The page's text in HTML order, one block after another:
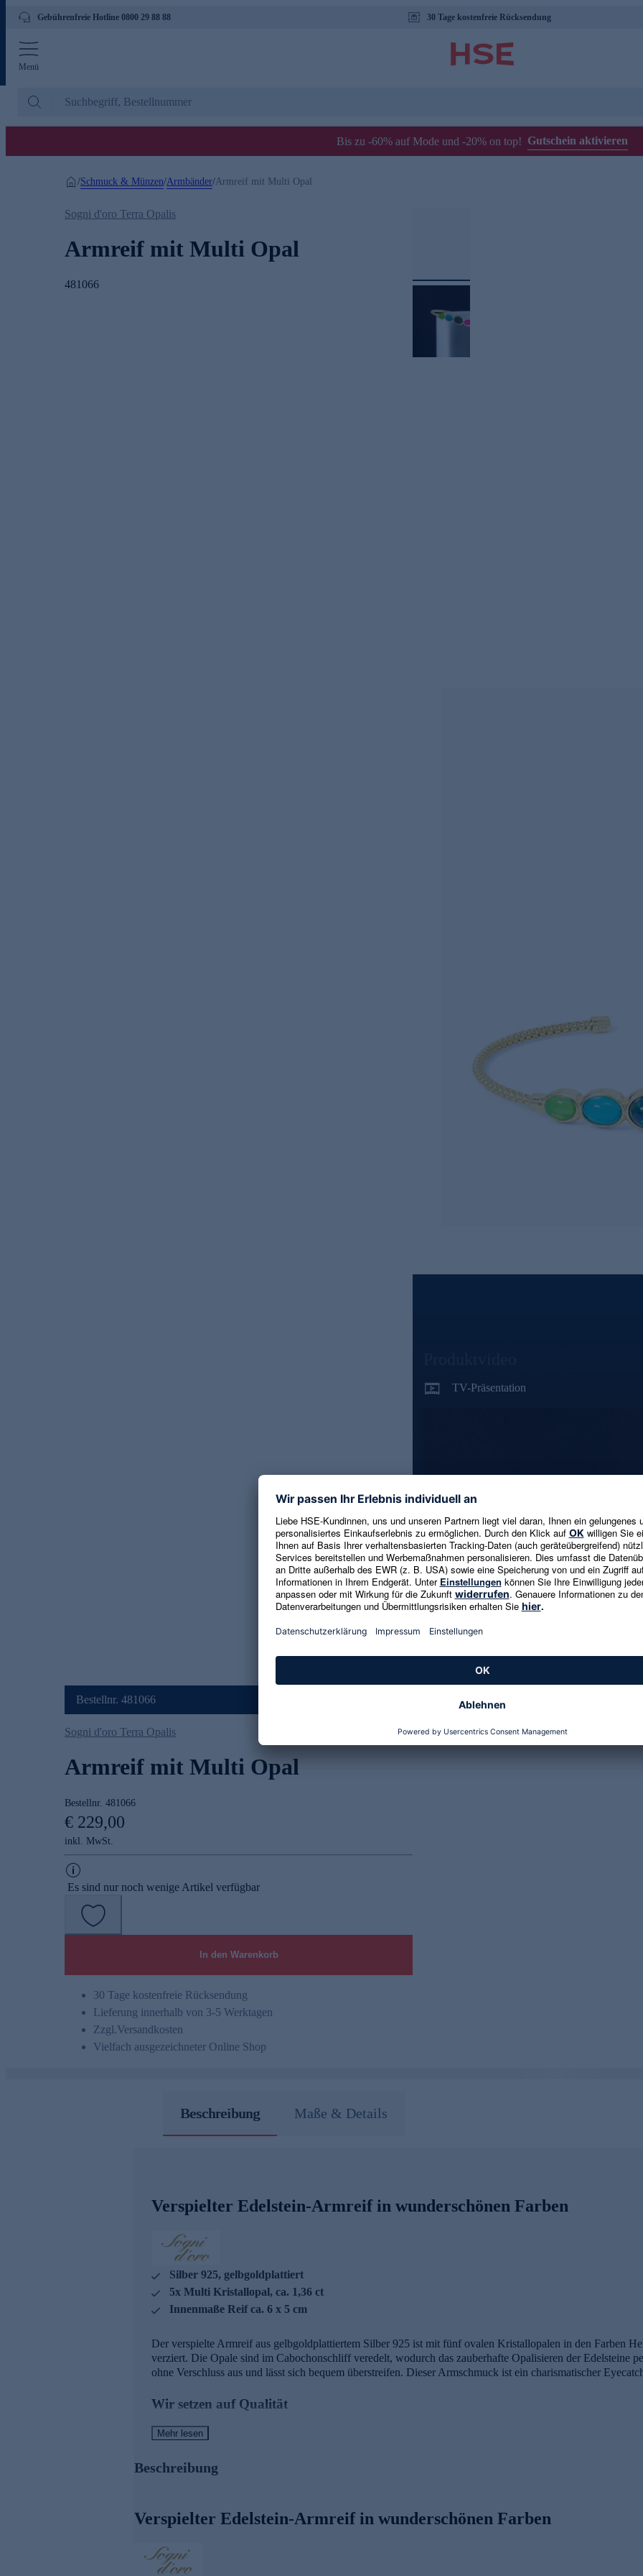
Gebührenfreie Hotline 0800 29 88 88 30 Tage kostenfreie Rücksendung
Menü
Bis zu -60% auf Mode und -20% on top! Gutschein aktivieren
/Schmuck & Münzen/Armbänder/Armreif mit Multi Opal
Sogni d'oro Terra Opalis
Armreif mit Multi Opal
481066
TV-Präsentation
Genannte Preise und Aktionen können abweichen
Bestellnr. 481066
Sogni d'oro Terra Opalis
Armreif mit Multi Opal
Bestellnr. 481066
€ 229,00
inkl. MwSt.
Es sind nur noch wenige Artikel verfügbar
In den Warenkorb
30 Tage kostenfreie Rücksendung
Lieferung innerhalb von 3-5 Werktagen
Zzgl.Versandkosten
Vielfach ausgezeichneter Online Shop
Beschreibung Maße & Details
Verspielter Edelstein-Armreif in wunderschönen Farben
Silber 925, gelbgoldplattiert
5x Multi Kristallopal, ca. 1,36 ct
Innenmaße Reif ca. 6 x 5 cm
Der verspielte Armreif aus gelbgoldplattiertem Silber 925 ist mit fünf ovalen Kristallopalen in den Farben
verziert. Die Opale sind im Cabochonschliff veredelt, wodurch das zauberhafte Opalisieren der Edelsteine
ohne Verschluss aus und lässt sich bequem überstreifen. Dieser Armschmuck ist ein charismatischer
Wir setzen auf Qualität
Aus diesem Grund werden unsere Schmuckwaren von unserer Qualitätssicherung und seitens des
anderem beinhalten unsere Prüfprozesse Prüfungen auf Konformität mit den Bestimmungen der Schweizer
Nutzen Sie die Gelegenheit und bestellen Sie jetzt bequem online.
Mehr lesen
Beschreibung
Verspielter Edelstein-Armreif in wunderschönen Farben